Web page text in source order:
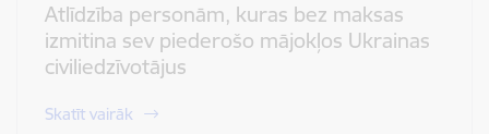
Atlīdzība personām, kuras bez maksas
izmitina sev piederošo mājokļos Ukrainas
civiliedzīvotājus
Skatīt vairāk